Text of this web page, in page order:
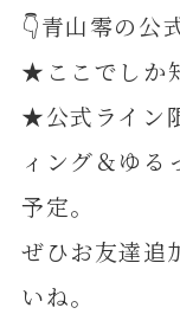
👇青山零の公
★ここでしか
★公式ライン
ィング＆ゆる
予定。
ぜひお友達追
いね。